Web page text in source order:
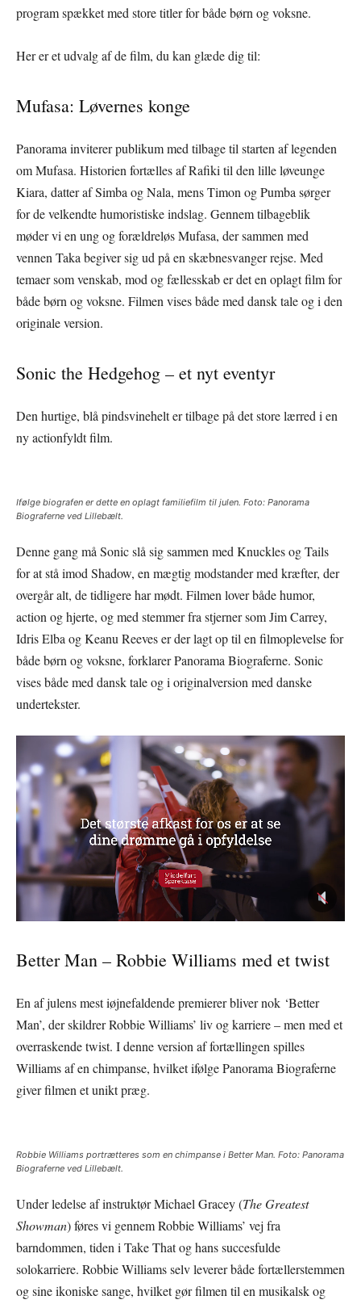
program spækket med store titler for både børn og voksne.
Her er et udvalg af de film, du kan glæde dig til:
Mufasa: Løvernes konge
Panorama inviterer publikum med tilbage til starten af legenden
om Mufasa. Historien fortælles af Rafiki til den lille løveunge
Kiara, datter af Simba og Nala, mens Timon og Pumba sørger
for de velkendte humoristiske indslag. Gennem tilbageblik
møder vi en ung og forældreløs Mufasa, der sammen med
vennen Taka begiver sig ud på en skæbnesvanger rejse. Med
temaer som venskab, mod og fællesskab er det en oplagt film for
både børn og voksne. Filmen vises både med dansk tale og i den
originale version.
Sonic the Hedgehog – et nyt eventyr
Den hurtige, blå pindsvinehelt er tilbage på det store lærred i en
ny actionfyldt film.
Ifølge biografen er dette en oplagt familiefilm til julen. Foto: Panorama
Biograferne ved Lillebælt.
Denne gang må Sonic slå sig sammen med Knuckles og Tails
for at stå imod Shadow, en mægtig modstander med kræfter, der
overgår alt, de tidligere har mødt. Filmen lover både humor,
action og hjerte, og med stemmer fra stjerner som Jim Carrey,
Idris Elba og Keanu Reeves er der lagt op til en filmoplevelse for
både børn og voksne, forklarer Panorama Biograferne. Sonic
vises både med dansk tale og i originalversion med danske
undertekster.
Better Man – Robbie Williams med et twist
En af julens mest iøjnefaldende premierer bliver nok ‘Better
Man’, der skildrer Robbie Williams’ liv og karriere – men med et
overraskende twist. I denne version af fortællingen spilles
Williams af en chimpanse, hvilket ifølge Panorama Biograferne
giver filmen et unikt præg.
Robbie Williams portrætteres som en chimpanse i Better Man. Foto: Panorama
Biograferne ved Lillebælt.
Under ledelse af instruktør Michael Gracey (The Greatest
Showman) føres vi gennem Robbie Williams’ vej fra
barndommen, tiden i Take That og hans succesfulde
solokarriere. Robbie Williams selv leverer både fortællerstemmen
og sine ikoniske sange, hvilket gør filmen til en musikalsk og